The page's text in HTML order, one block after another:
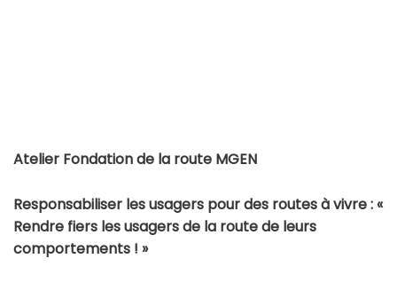
Atelier Fondation de la route MGEN
Responsabiliser les usagers pour des routes à vivre : «
Rendre fiers les usagers de la route de leurs
comportements ! »